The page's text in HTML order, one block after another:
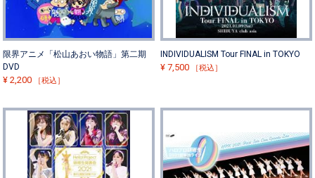
限界アニメ「松山あおい物語」第二期
DVD
¥2,200 ［税込］
INDIVIDUALISM Tour FINAL in TOKYO
¥7,500 ［税込］